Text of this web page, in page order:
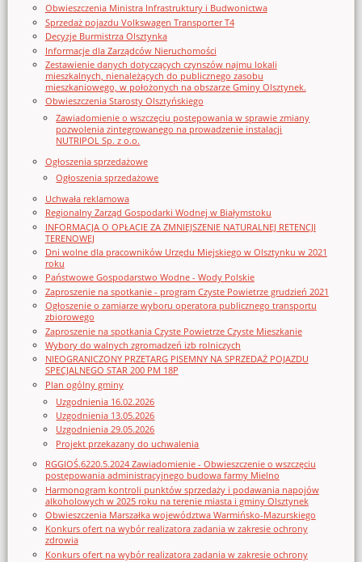
Obwieszczenia Ministra Infrastruktury i Budwonictwa
Sprzedaż pojazdu Volkswagen Transporter T4
Decyzje Burmistrza Olsztynka
Informacje dla Zarządców Nieruchomości
Zestawienie danych dotyczących czynszów najmu lokali
mieszkalnych, nienależących do publicznego zasobu
mieszkaniowego, w położonych na obszarze Gminy Olsztynek.
Obwieszczenia Starosty Olsztyńskiego
Zawiadomienie o wszczęciu postępowania w sprawie zmiany
pozwolenia zintegrowanego na prowadzenie instalacji
NUTRIPOL Sp. z o.o.
Ogłoszenia sprzedażowe
Ogłoszenia sprzedażowe
Uchwała reklamowa
Regionalny Zarząd Gospodarki Wodnej w Białymstoku
INFORMACJA O OPŁACIE ZA ZMNIEJSZENIE NATURALNEJ RETENCJI
TERENOWEJ
Dni wolne dla pracowników Urzędu Miejskiego w Olsztynku w 2021
roku
Państwowe Gospodarstwo Wodne - Wody Polskie
Zaproszenie na spotkanie - program Czyste Powietrze grudzień 2021
Ogłoszenie o zamiarze wyboru operatora publicznego transportu
zbiorowego
Zaproszenie na spotkania Czyste Powietrze Czyste Mieszkanie
Wybory do walnych zgromadzeń izb rolniczych
NIEOGRANICZONY PRZETARG PISEMNY NA SPRZEDAŻ POJAZDU
SPECJALNEGO STAR 200 PM 18P
Plan ogólny gminy
Uzgodnienia 16.02.2026
Uzgodnienia 13.05.2026
Uzgodnienia 29.05.2026
Projekt przekazany do uchwalenia
RGGIOŚ.6220.5.2024 Zawiadomienie - Obwieszczenie o wszczęciu
postępowania administracyjnego budowa farmy Mielno
Harmonogram kontroli punktów sprzedaży i podawania napojów
alkoholowych w 2025 roku na terenie miasta i gminy Olsztynek
Obwieszczenia Marszałka województwa Warmińsko-Mazurskiego
Konkurs ofert na wybór realizatora zadania w zakresie ochrony
zdrowia
Konkurs ofert na wybór realizatora zadania w zakresie ochrony